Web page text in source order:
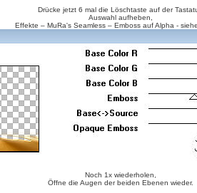
Drücke jetzt 6 mal die Löschtaste auf der
Auswahl aufheben,
Effekte – MuRa's Seamless – Emboss auf Alpha -
Noch 1x wiederholen,
Öffne die Augen der beiden Ebenen wieder.